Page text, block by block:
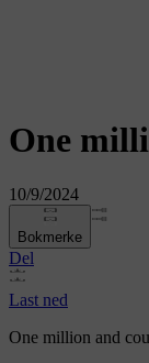
One
10/9/2024
Bokmerke
Del
Last ned
One million and